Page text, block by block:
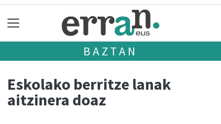
BAZTAN
Eskolako berritze lanak
aitzinera doaz